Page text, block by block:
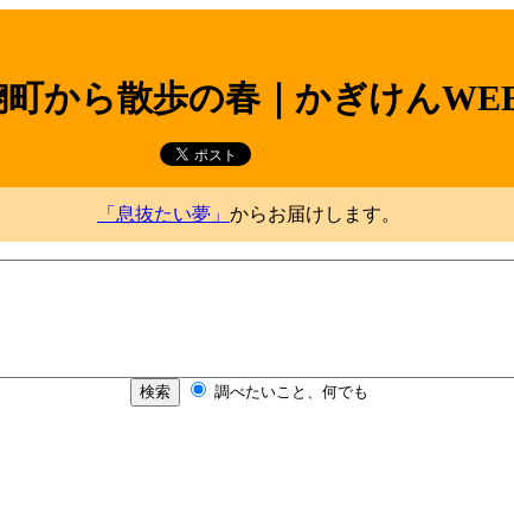
町から散歩の春｜かぎけん
「息抜たい夢」 からお届けします。